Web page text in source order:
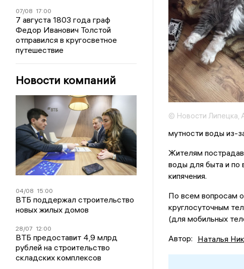
07/08 17:00
7 августа 1803 года граф
Федор Иванович Толстой
отправился в кругосветное
путешествие
Новости компаний
04/08 15:00
ВТБ поддержал строительство
новых жилых домов
28/07 12:00
ВТБ предоставит 4,9 млрд
рублей на строительство
складских комплексов
© Новости Липецка,
мутности воды из-
Жителям
воды для быта и по
кипячения.
По всем вопросам
круглосуточным
(для мобильных
Автор: Наталья